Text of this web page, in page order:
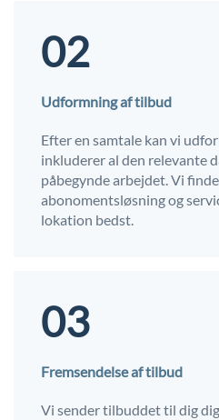
02
Udformning af tilbud
Efter en samtale kan vi
inkluderer al den relevante
påbegynde arbejdet. Vi
abonomentsløsning og
lokation bedst.
03
Fremsendelse af tilbud
Vi sender tilbuddet til dig